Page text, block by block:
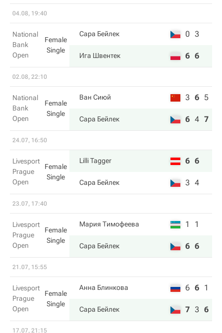
04.08, 19:40
National
Bank
Open
Female
Single
Сара Бейлек 0 3
Ига Швентек 6 6
02.08, 22:10
National
Bank
Open
Female
Single
Ван Сиюй 3 6 5
Сара Бейлек 6 4 7
24.07, 16:50
Livesport
Prague
Open
Female
Single
Lilli Tagger 6 6
Сара Бейлек 3 4
23.07, 17:40
Livesport
Prague
Open
Female
Single
Мария Тимофеева 1 1
Сара Бейлек 6 6
21.07, 15:55
Livesport
Prague
Open
Female
Single
Анна Блинкова 6 6 1
Сара Бейлек 7 3 6
17.07, 21:15